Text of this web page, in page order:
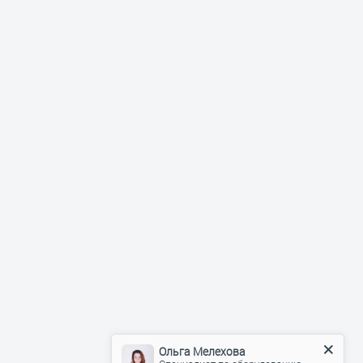
Ольга Мелехова